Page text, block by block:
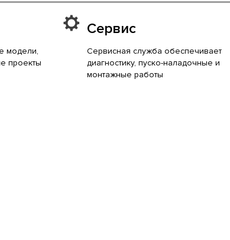
модели,
проекты
Сервис
Сервисная служба обеспечивает
диагностику, пуско-наладочные и
монтажные работы